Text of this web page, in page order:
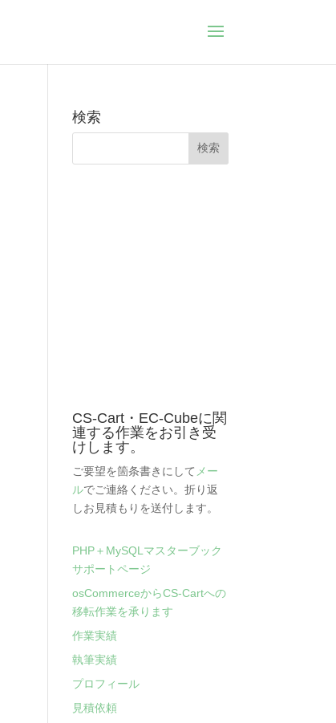
検索
CS-Cart・EC-Cubeに関
連する作業をお引き受
けします。
ご要望を箇条書きにして メー
ルでご連絡ください。折り返
しお見積もりを送付します。
PHP＋MySQLマスターブック
サポートページ
osCommerceからCS-Cartへの
移転作業を承ります
作業実績
執筆実績
プロフィール
見積依頼